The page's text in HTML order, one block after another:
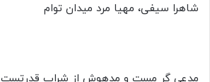
شاهرا سیفی، مهیا مرد میدان توام
مدعی گر مست و مدهوش از شراب قدرتست